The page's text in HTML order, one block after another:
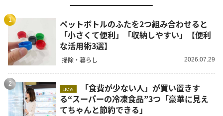
1
ペットボトルのふたを2つ組み合わせると
「小さくて便利」「収納しやすい」【便利
な活用術3選】
掃除・暮らし 2026.07.29
2
new
る“スーパーの冷凍食品”3つ「豪華に見え
てちゃんと節約できる」